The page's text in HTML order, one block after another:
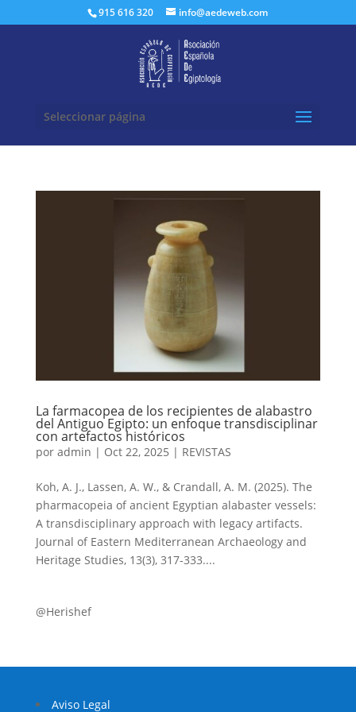
915 616 320 info@aedeweb.com
Seleccionar página
La farmacopea de los recipientes de alabastro
del Antiguo Egipto: un enfoque transdisciplinar
con artefactos históricos
por admin | Oct 22, 2025 | REVISTAS
Koh, A. J., Lassen, A. W., & Crandall, A. M. (2025). The
pharmacopeia of ancient Egyptian alabaster vessels:
A transdisciplinary approach with legacy artifacts.
Journal of Eastern Mediterranean Archaeology and
Heritage Studies, 13(3), 317-333....
@Herishef
Aviso Legal